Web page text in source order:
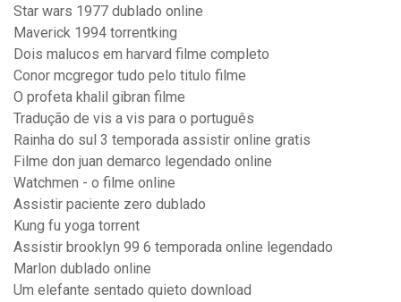
Star wars 1977 dublado online
Maverick 1994 torrentking
Dois malucos em harvard filme completo
Conor mcgregor tudo pelo titulo filme
O profeta khalil gibran filme
Tradução de vis a vis para o português
Rainha do sul 3 temporada assistir online gratis
Filme don juan demarco legendado online
Watchmen - o filme online
Assistir paciente zero dublado
Kung fu yoga torrent
Assistir brooklyn 99 6 temporada online legendado
Marlon dublado online
Um elefante sentado quieto download